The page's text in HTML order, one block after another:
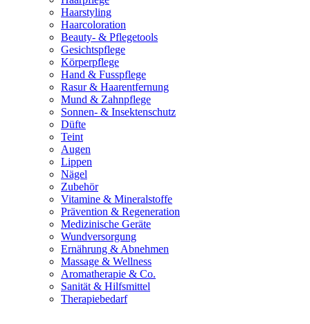
Haarstyling
Haarcoloration
Beauty- & Pflegetools
Gesichtspflege
Körperpflege
Hand & Fusspflege
Rasur & Haarentfernung
Mund & Zahnpflege
Sonnen- & Insektenschutz
Düfte
Teint
Augen
Lippen
Nägel
Zubehör
Vitamine & Mineralstoffe
Prävention & Regeneration
Medizinische Geräte
Wundversorgung
Ernährung & Abnehmen
Massage & Wellness
Aromatherapie & Co.
Sanität & Hilfsmittel
Therapiebedarf